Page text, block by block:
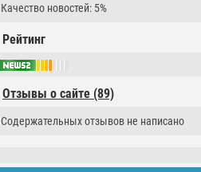
Качество новостей: 5%
Рейтинг
Отзывы о сайте (89)
Содержательных отзывов не написано